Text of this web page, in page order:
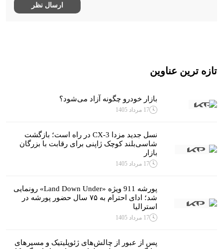
تازه ترین عناوین
بازار خودرو چگونه آزاد می‌شود؟
17 مرداد 1405
نسل جدید مزدا CX-3 در راه است؛ بازگشت
شاسی‌بلند کوچک ژاپنی برای رقابت با بزرگان
بازار
17 مرداد 1405
پورشه 911 ویژه «Land Down Under» رونمایی
شد؛ ادای احترام به ۷۵ سال حضور پورشه در
استرالیا
17 مرداد 1405
پس از عبور از چالش‌های ژئوپلیتیک و مسیرهای